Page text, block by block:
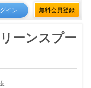
イン 無料会員登録
ーンスプー